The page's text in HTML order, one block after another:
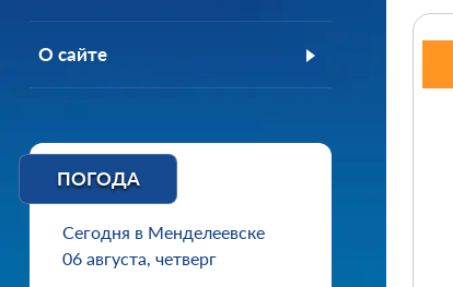
О сайте
ПОГОДА
Сегодня в Менделеевске
06 августа, четверг